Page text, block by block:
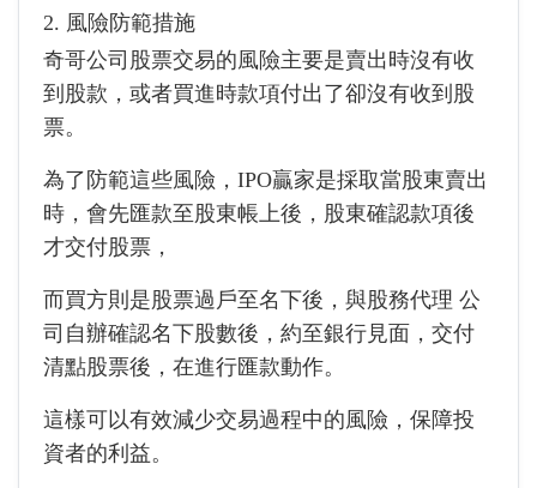
2. 風險防範措施
奇哥公司股票交易的風險主要是賣出時沒有收
到股款，或者買進時款項付出了卻沒有收到股
票。
為了防範這些風險，IPO贏家是採取當股東賣出
時，會先匯款至股東帳上後，股東確認款項後
才交付股票，
而買方則是股票過戶至名下後，與股務代理 公
司自辦確認名下股數後，約至銀行見面，交付
清點股票後，在進行匯款動作。
這樣可以有效減少交易過程中的風險，保障投
資者的利益。